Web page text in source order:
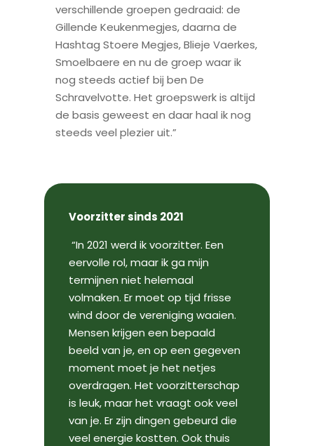
verschillende groepen gedraaid: de
Gillende Keukenmegjes, daarna de
Hashtag Stoere Megjes, Blieje Vaerkes,
Smoelbaere en nu de groep waar ik
nog steeds actief bij ben De
Schravelvotte. Het groepswerk is altijd
de basis geweest en daar haal ik nog
steeds veel plezier uit.”
Voorzitter sinds 2021
“In 2021 werd ik voorzitter. Een
eervolle rol, maar ik ga mijn
termijnen niet helemaal
volmaken. Er moet op tijd frisse
wind door de vereniging waaien.
Mensen krijgen een bepaald
beeld van je, en op een gegeven
moment moet je het netjes
overdragen. Het voorzitterschap
is leuk, maar het vraagt ook veel
van je. Er zijn dingen gebeurd die
veel energie kostten. Ook thuis